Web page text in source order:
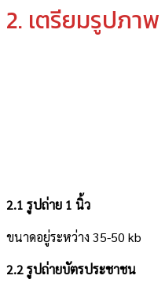
2. เตรียมรูปภาพ
2.1 รูปถ่าย 1 นิ้ว
ขนาดอยู่ระหว่าง 35-50 kb
2.2 รูปถ่ายบัตรประชาชน